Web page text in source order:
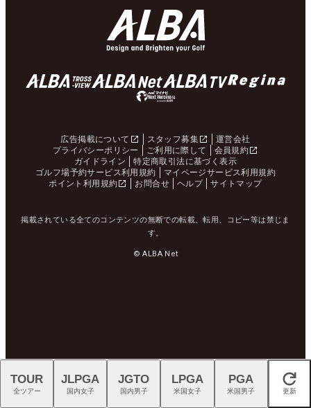
広告掲載について スタッフ募集
運営会社
プライバシーポリシー
ご利用に際して
会員規約
ガイドライン
特定商取引法に基づく表示
ゴルフ場予約サービス利用規約
マイページサービス利用規約
ポイント利用規約
お問合せ ヘルプ サイトマップ
掲載されている全てのコンテンツの無断での転載、転用、コピー等は禁じま
す。
© ALBA Net
閉じる
TOUR
全ツアー
JLPGA
国内女子
JGTO
国内男子
LPGA
米国女子
PGA
米国男子 更新